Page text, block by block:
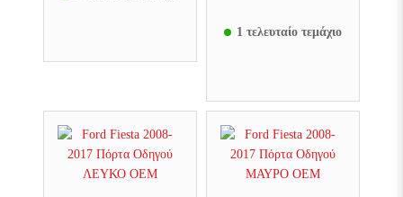
1 τελευταίο τεμάχιο